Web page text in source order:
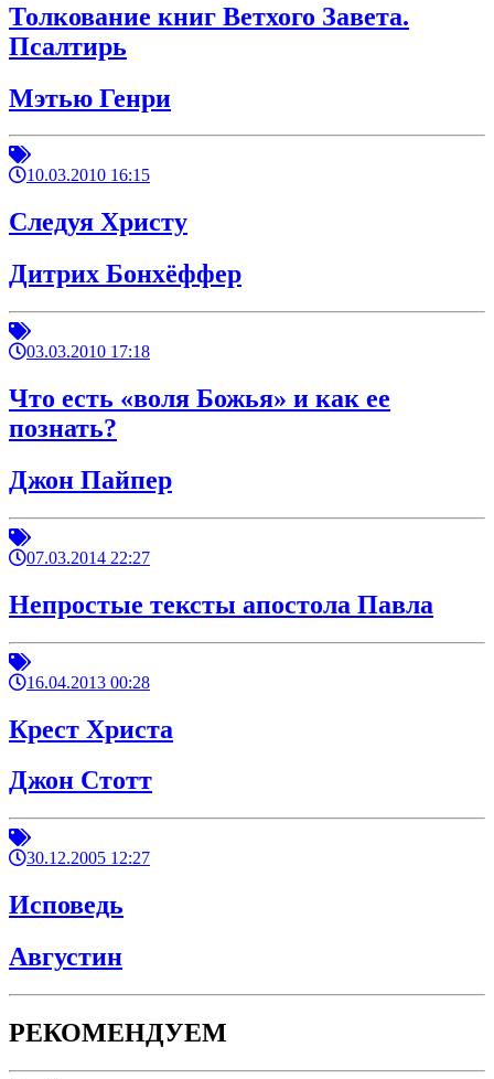
Толкование книг Ветхого Завета.
Псалтирь
Мэтью Генри
10.03.2010 16:15
Следуя Христу
Дитрих Бонхёффер
03.03.2010 17:18
Что есть «воля Божья» и как ее
познать?
Джон Пайпер
07.03.2014 22:27
Непростые тексты апостола Павла
16.04.2013 00:28
Крест Христа
Джон Стотт
30.12.2005 12:27
Исповедь
Августин
РЕКОМЕНДУЕМ